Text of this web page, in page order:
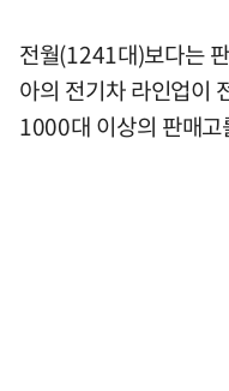
전월(1241대)보다는
아의 전기차 라인업이
1000대 이상의 판매고